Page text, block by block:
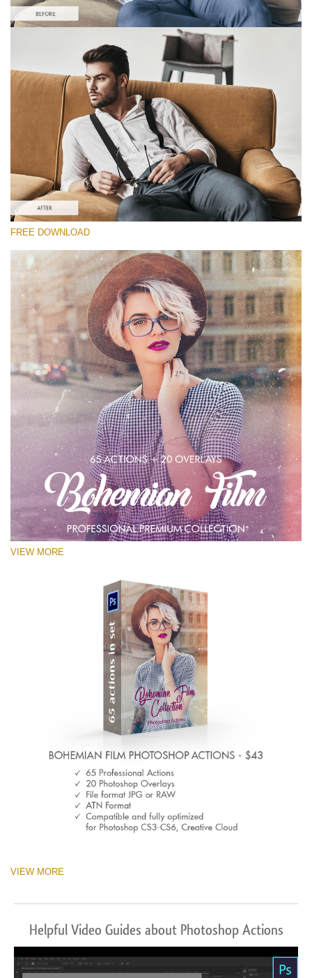
Prosím vyberte
Free Film PS Action #6
Bohemian Film
Cinematic Complete
Entire Collection
Stažení zdarma
FREE DOWNLOAD
VIEW MORE
VIEW MORE
Helpful Video Guides about Photoshop Actions